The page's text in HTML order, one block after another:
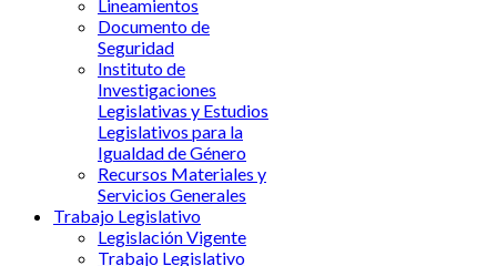
Lineamientos
Documento de
Seguridad
Instituto de
Investigaciones
Legislativas y Estudios
Legislativos para la
Igualdad de Género
Recursos Materiales y
Servicios Generales
Trabajo Legislativo
Legislación Vigente
Trabajo Legislativo